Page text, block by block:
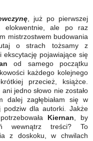
, już po pierwszej
elokwentnie, ale po raz
mistrzostwem budowania
o strach tożsamy z
ekscytację pojawiające się
od samego początku
każdego kolejnego
przecież, książce.
jedno słowo nie zostało
dalej zagłębiałam się w
podziw dla autorki. Jakże
Kiernan , by
wewnątrz treści? To
z doskoku, w chwilach